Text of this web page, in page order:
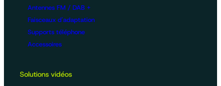
Antennes FM / DAB +
Faisceaux d'adaptation
Supports téléphone
Accessoires
Solutions vidéos